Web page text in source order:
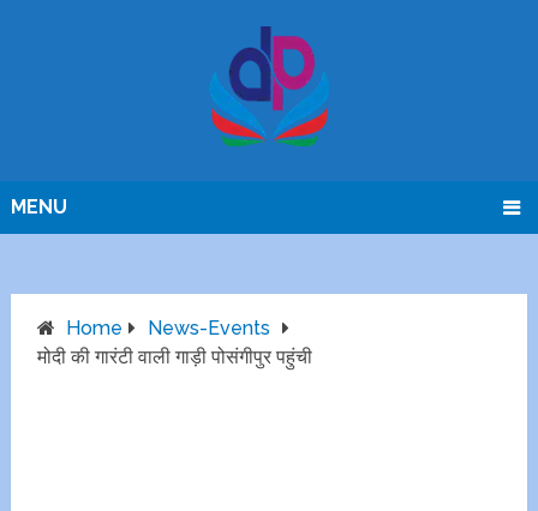
MENU
Home
News-Events
मोदी की गारंटी वाली गाड़ी पोसंगीपुर पहुंची